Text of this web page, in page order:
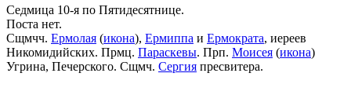
Седмица 10-я по Пятидесятнице.
Поста нет.
Сщмчч. Ермолая (икона), Ермиппа и Ермократа, иереев
Никомидийских. Прмц. Параскевы. Прп. Моисея (икона)
Угрина, Печерского. Сщмч. Сергия пресвитера.